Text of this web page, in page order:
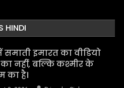
HINDI
समाती इमारत का वीडियो
नहीं, बल्कि कश्मीर के
का है।